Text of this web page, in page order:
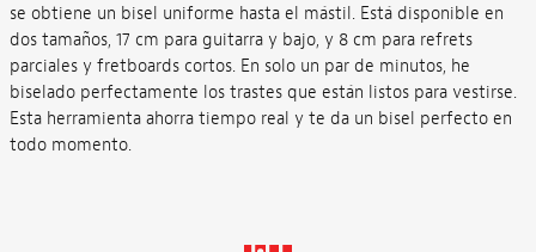
se obtiene un bisel uniforme hasta el mástil. Está disponible en
dos tamaños, 17 cm para guitarra y bajo, y 8 cm para refrets
parciales y fretboards cortos. En solo un par de minutos, he
biselado perfectamente los trastes que están listos para vestirse.
Esta herramienta ahorra tiempo real y te da un bisel perfecto en
todo momento.